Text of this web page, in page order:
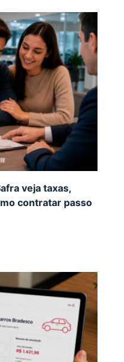
veja taxas,
contratar passo